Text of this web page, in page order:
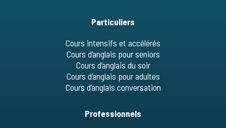
Particuliers
Cours intensifs et accélérés
Cours d’anglais pour seniors
Cours d’anglais du soir
Cours d’anglais pour adultes
Cours d’anglais conversation
Professionnels